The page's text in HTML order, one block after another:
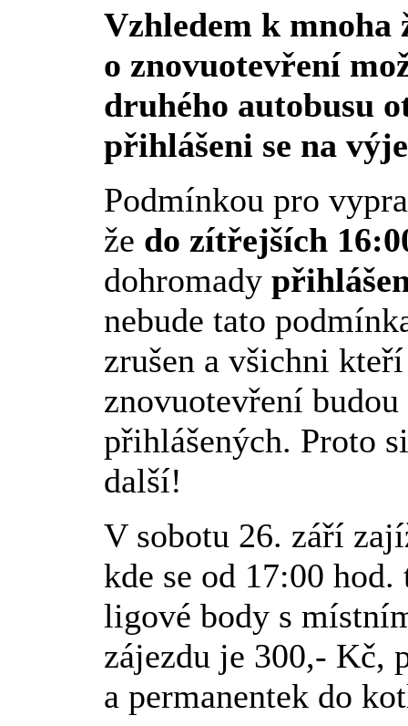
Vzhledem k mnoha
o znovuotevření
druhého autobusu
přihlášeni se na
Podmínkou pro
že do zítřejších
dohromady
nebude tato
zrušen a všichni
znovuotevření
přihlášených. Proto
další!
V sobotu 26. září
kde se od 17:00
ligové body s
zájezdu je 300,- Kč,
a permanentek do